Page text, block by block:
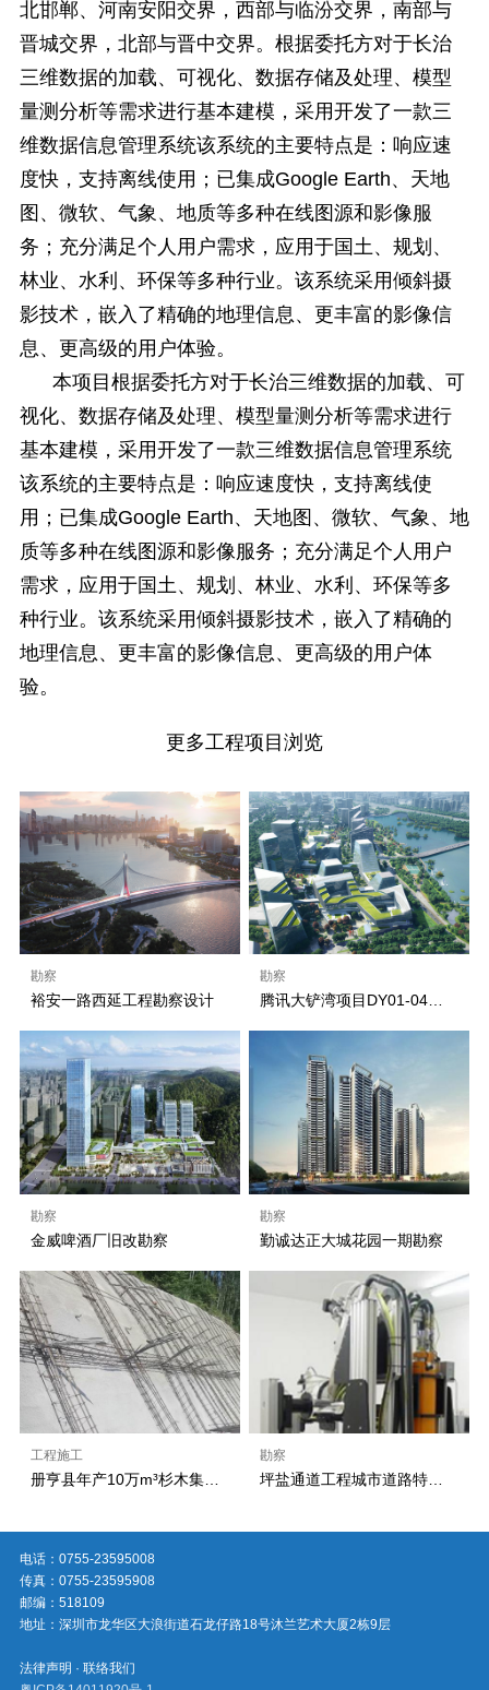
北邯郸、河南安阳交界，西部与临汾交界，南部与
晋城交界，北部与晋中交界。根据委托方对于长治
三维数据的加载、可视化、数据存储及处理、模型
量测分析等需求进行基本建模，采用开发了一款三
维数据信息管理系统该系统的主要特点是：响应速
度快，支持离线使用；已集成Google Earth、天地
图、微软、气象、地质等多种在线图源和影像服
务；充分满足个人用户需求，应用于国土、规划、
林业、水利、环保等多种行业。该系统采用倾斜摄
影技术，嵌入了精确的地理信息、更丰富的影像信
息、更高级的用户体验。
本项目根据委托方对于长治三维数据的加载、可
视化、数据存储及处理、模型量测分析等需求进行
基本建模，采用开发了一款三维数据信息管理系统
该系统的主要特点是：响应速度快，支持离线使
用；已集成Google Earth、天地图、微软、气象、地
质等多种在线图源和影像服务；充分满足个人用户
需求，应用于国土、规划、林业、水利、环保等多
种行业。该系统采用倾斜摄影技术，嵌入了精确的
地理信息、更丰富的影像信息、更高级的用户体
验。
更多工程项目浏览
勘察
裕安一路西延工程勘察设计
勘察
腾讯大铲湾项目DY01-04地块、DY01-05地块、市政道路和市政设施详细勘察工程
勘察
金威啤酒厂旧改勘察
勘察
勤诚达正大城花园一期勘察
工程施工 勘察
电话：0755-23595008
传真：0755-23595908
邮编：518109
地址：深圳市龙华区大浪街道石龙仔路18号沐兰艺术大厦2栋9层
法律声明 · 联络我们